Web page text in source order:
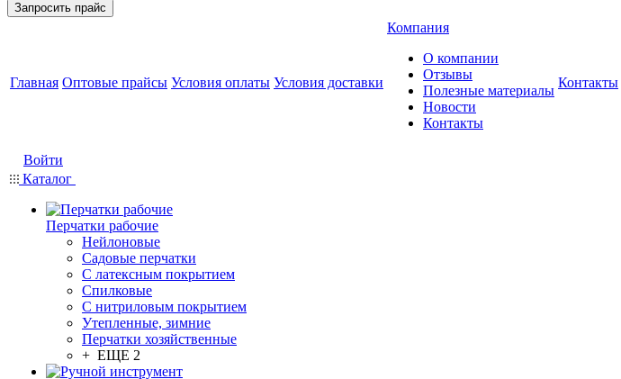
Запросить прайс
Главная Оптовые прайсы Условия оплаты Условия доставки
Компания
О компании
Отзывы
Полезные материалы
Новости
Контакты
Контакты
Войти
Каталог
Перчатки рабочие
Нейлоновые
Садовые перчатки
С латексным покрытием
Cпилковые
С нитриловым покрытием
Утепленные, зимние
Перчатки хозяйственные
+ ЕЩЕ 2